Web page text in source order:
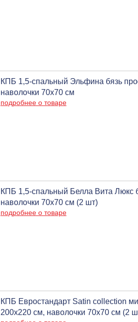
КПБ 1,5-спальный Эльфина бязь
наволочки 70х70 см
подробнее о товаре
КПБ 1,5-спальный Белла Вита Люкс
наволочки 70х70 см (2 шт)
подробнее о товаре
КПБ Евростандарт Satin collection
200х220 см, наволочки 70х70 см (2